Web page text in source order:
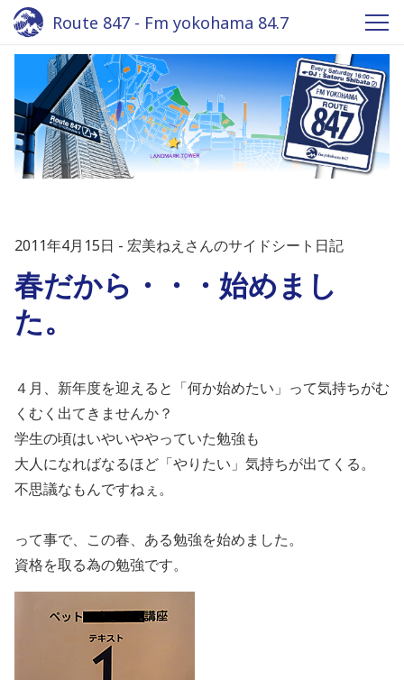
Route 847 - Fm yokohama 84.7
2011年4月15日 宏美ねえさんのサイドシート日記
春だから・・・始めまし
た。
４月、新年度を迎えると「何か始めたい」って気持ちがむ
くむく出てきませんか？
学生の頃はいやいややっていた勉強も
大人になればなるほど「やりたい」気持ちが出てくる。
不思議なもんですねぇ。
って事で、この春、ある勉強を始めました。
資格を取る為の勉強です。